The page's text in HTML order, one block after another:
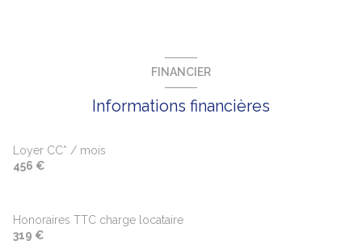
FINANCIER
Informations financières
Loyer CC* / mois
456 €
Honoraires TTC charge locataire
319 €